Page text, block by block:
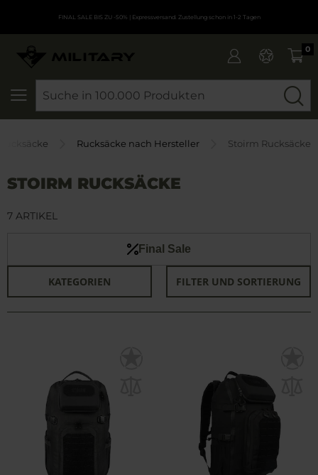
FINAL SALE BIS ZU -50% | Expressversand. Zustellung schon in 1-2 Tagen
0
Rucksäcke nach Hersteller Stoirm Rucksäcke
STOIRM RUCKSÄCKE
Final Sale
KATEGORIEN FILTER UND SORTIERUNG
7 ARTIKEL